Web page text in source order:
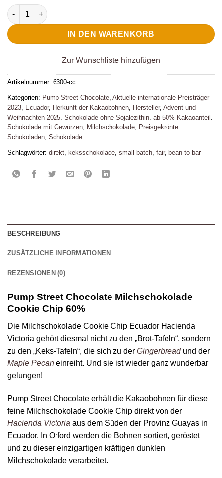
Pump Street Chocolate Milchschokolade Cookie Chip 60%
IN DEN WARENKORB
Zur Wunschliste hinzufügen
Artikelnummer: 6300-cc
Kategorien: Pump Street Chocolate Aktuelle internationale Preisträger
2023 Ecuador, Herkunft der Kakaobohnen Hersteller, Advent und
Weihnachten 2025 Schokolade ohne Sojalezithin ab 50% Kakaoanteil
Schokolade mit Gewürzen Milchschokolade Preisgekrönte
Schokoladen Schokolade
Schlagwörter: direkt keksschokolade small batch fair, bean to bar
BESCHREIBUNG
ZUSÄTZLICHE INFORMATIONEN
REZENSIONEN (0)
Pump Street Chocolate Milchschokolade
Cookie Chip 60%
Die Milchschokolade Cookie Chip Ecuador Hacienda
Victoria gehört diesmal nicht zu den „Brot-Tafeln“, sondern
zu den „Keks-Tafeln“, die sich zu der Gingerbreadund der
Maple Pecan einreiht. Und sie ist wieder ganz wunderbar
gelungen!
Pump Street Chocolate erhält die Kakaobohnen für diese
feine Milchschokolade Cookie Chip direkt von der
Hacienda Victoria aus dem Süden der Provinz Guayas in
Ecuador. In Orford werden die Bohnen sortiert, geröstet
und zu dieser einzigartigen kräftigen dunklen
Milchschokolade verarbeitet.